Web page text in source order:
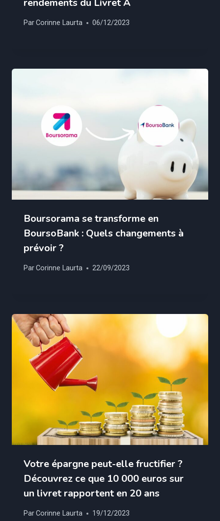
ParCorinne Laurta 06/12/2023
Boursorama se transforme en
BoursoBank : Quels changements à
prévoir ?
ParCorinne Laurta 22/09/2023
Votre épargne peut-elle fructifier ?
Découvrez ce que 10 000 euros sur
un livret rapportent en 20 ans
ParCorinne Laurta 19/12/2023